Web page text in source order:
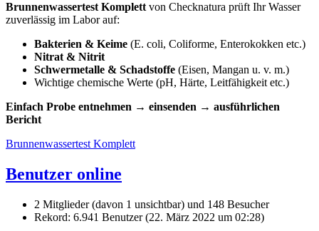
Brunnenwassertest Komplettvon Checknatura prüft Ihr Wasser
zuverlässig im Labor auf:
Bakterien & Keime (E. coli, Coliforme, Enterokokken etc.)
Nitrat & Nitrit
Schwermetalle & Schadstoffe (Eisen, Mangan u. v. m.)
Wichtige chemische Werte (pH, Härte, Leitfähigkeit etc.)
Einfach Probe entnehmen → einsenden → ausführlichen
Bericht
Brunnenwassertest Komplett
Benutzer online
2 Mitglieder (davon 1 unsichtbar) und 148 Besucher
Rekord: 6.941 Benutzer (22. März 2022 um 02:28)